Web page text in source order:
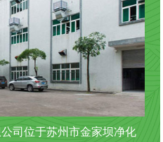
位于苏州市金家坝净化